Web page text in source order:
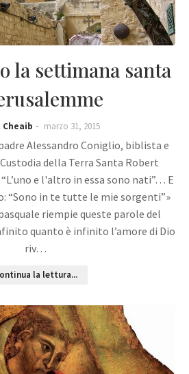
la settimana santa
Cheaib marzo 31, 2015
Alessandro Coniglio, biblista e
della Terra Santa Robert
“L’uno e l'altro in essa sono nati”… E
“Sono in te tutte le mie sorgenti”»
riempie queste parole del
quanto è infinito l’amore di Dio
riv…
la lettura...